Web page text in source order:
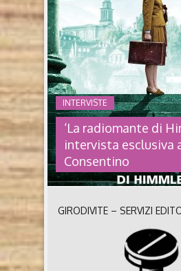
INTERVISTE
‘La radiomante di
intervista esclusiva
Consentino
‘LA RADIOMANTE DI
INTERVISTA
CONSENTINO
GIRODIVITE – SERVIZI